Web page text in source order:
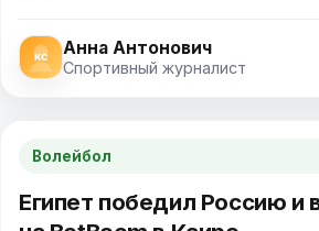
Анна Антонович
Спортивный журналист
Волейбол
Египет победил Россию и